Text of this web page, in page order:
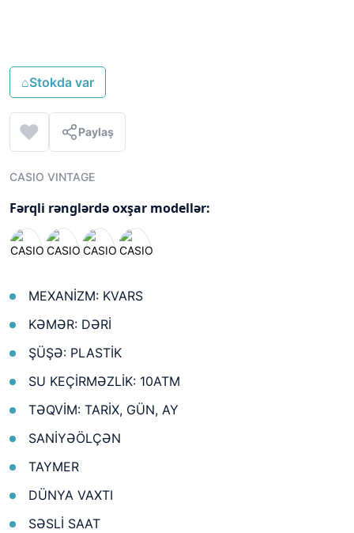
⌂Stokda var
Paylaş
CASIO VINTAGE
Fərqli rənglərdə oxşar modellər:
MEXANİZM: KVARS
KƏMƏR: DƏRİ
ŞÜŞƏ: PLASTİK
SU KEÇİRMƏZLİK: 10ATM
TƏQVİM: TARİX, GÜN, AY
SANİYƏÖLÇƏN
TAYMER
DÜNYA VAXTI
SƏSLİ SAAT